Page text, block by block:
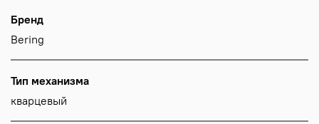
Бренд
Bering
Тип механизма
кварцевый